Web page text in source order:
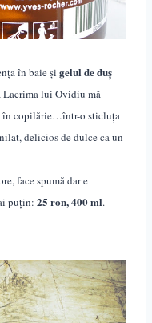
în baie și gelul de duș
Lacrima lui Ovidiu mă
în copilărie…într-o sticluța
delicios de dulce ca un
face spumă dar e
puțin: 25 ron, 400 ml.